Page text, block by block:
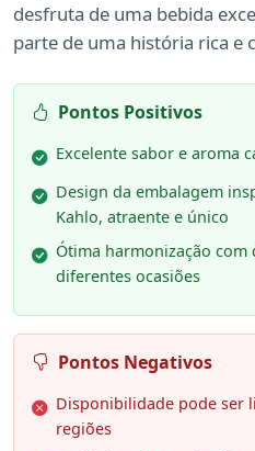
desfruta de uma bebida
parte de uma história rica e
Pontos Positivos
Excelente sabor e aroma
Design da embalagem
Kahlo, atraente e único
Ótima harmonização
diferentes ocasiões
Pontos Negativos
Disponibilidade pode ser
regiões